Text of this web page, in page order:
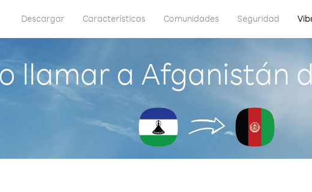
Descargar Características Comunidades Seguridad
llamar a Afganistán